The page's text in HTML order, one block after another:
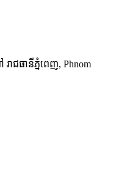
រាជធានីភ្នំពេញ, Phnom